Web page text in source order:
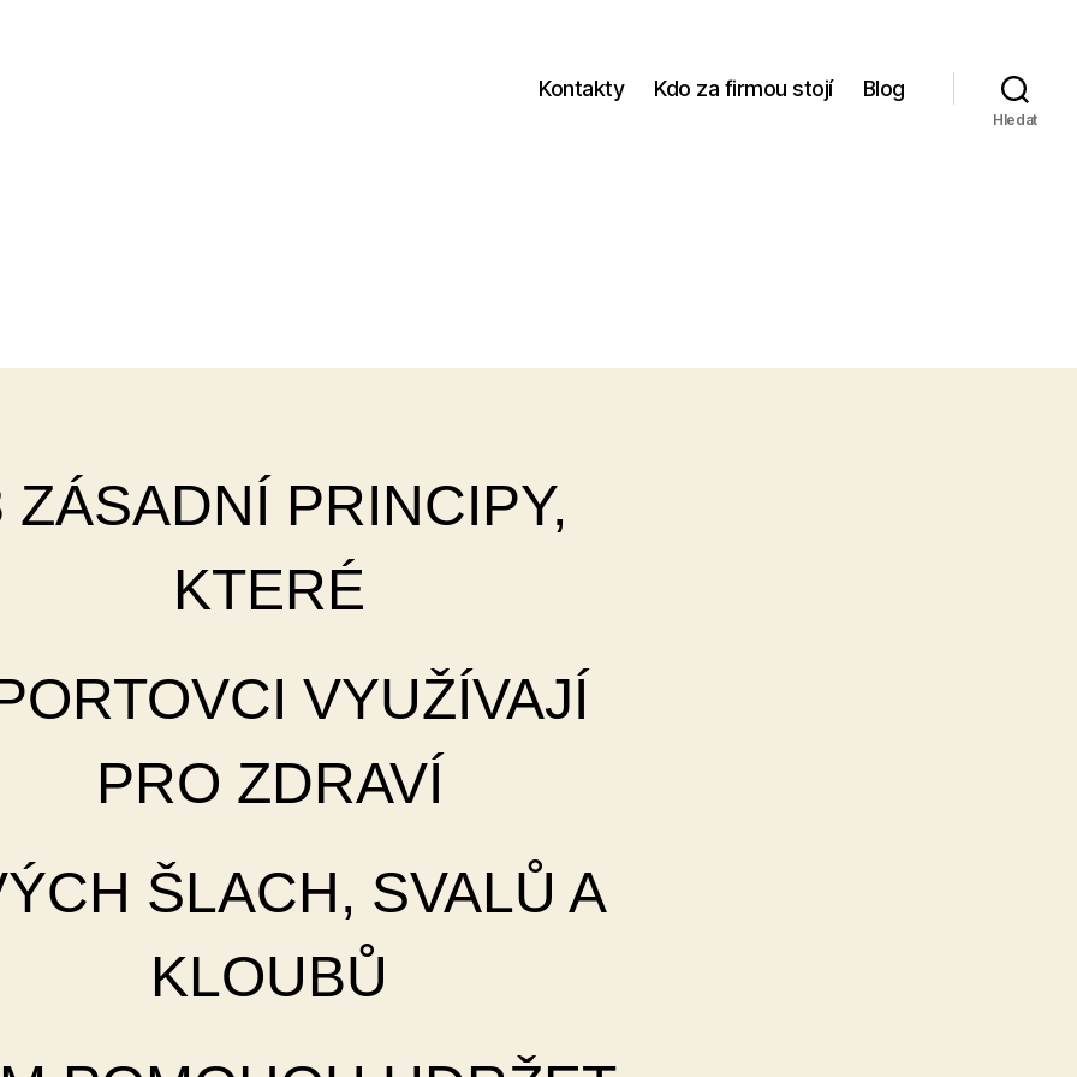
Kontakty Kdo za firmou stojí Blog
Hledat
ZÁSADNÍ PRINCIPY,
KTERÉ
VYUŽÍVAJÍ
PRO ZDRAVÍ
ŠLACH, SVALŮ A
KLOUBŮ